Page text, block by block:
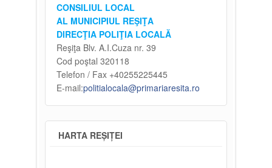
CONSILIUL LOCAL
AL MUNICIPIUL REŞIŢA
DIRECŢIA POLIŢIA LOCALĂ
Reşiţa Blv. A.I.Cuza nr. 39
Cod poştal 320118
Telefon / Fax +40255225445
E-mail:politialocala@primariaresita.ro
HARTA REȘIȚEI